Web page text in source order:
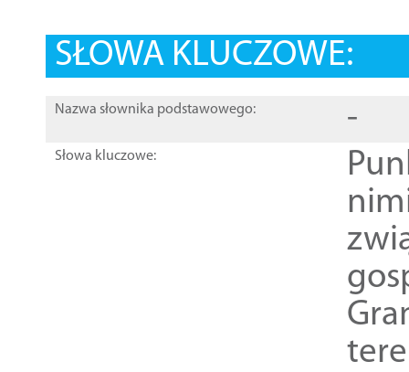
SŁOWA KLUCZOWE:
Nazwa słownika podstawowego: -
Słowa kluczowe: